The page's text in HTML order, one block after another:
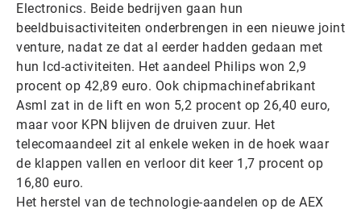
Electronics. Beide bedrijven gaan hun
beeldbuisactiviteiten onderbrengen in een nieuwe joint
venture, nadat ze dat al eerder hadden gedaan met
hun lcd-activiteiten. Het aandeel Philips won 2,9
procent op 42,89 euro. Ook chipmachinefabrikant
Asml zat in de lift en won 5,2 procent op 26,40 euro,
maar voor KPN blijven de druiven zuur. Het
telecomaandeel zit al enkele weken in de hoek waar
de klappen vallen en verloor dit keer 1,7 procent op
16,80 euro.
Het herstel van de technologie-aandelen op de AEX